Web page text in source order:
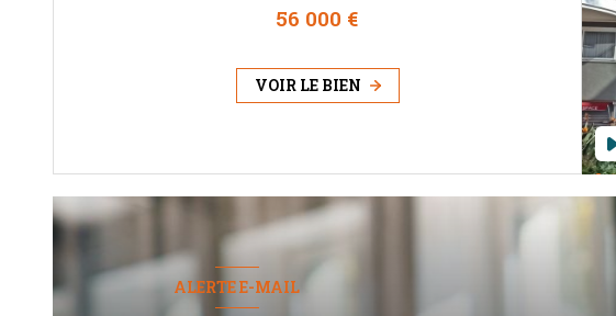
56 000 €
VOIR LE BIEN
ALERTE E-MAIL